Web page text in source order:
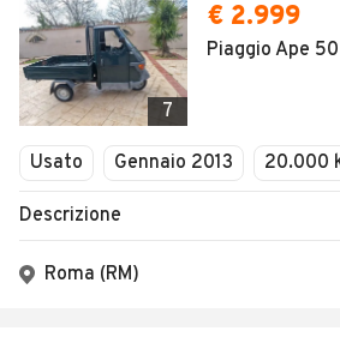
Chiuso
Giovedì
Chiuso
Venerdì
Chiuso
Sabato
Chiuso
Chiuso
7
€ 2.999
Piaggio Ape
Usato Gennaio 2013 20.000
Descrizione
Roma (RM)